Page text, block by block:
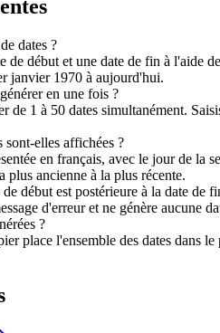
dates ?
de début et une date de fin à l'aide
janvier 1970 à aujourd'hui.
en une fois ?
de 1 à 50 dates simultanément.
sont-elles affichées ?
en français, avec le jour de la
plus ancienne à la plus récente.
début est postérieure à la date de
d'erreur et ne génère aucune
?
place l'ensemble des dates dans